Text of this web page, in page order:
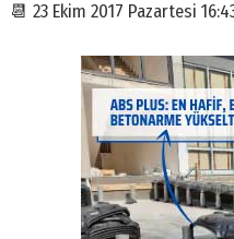
📆 23 Ekim 2017 Pazartesi